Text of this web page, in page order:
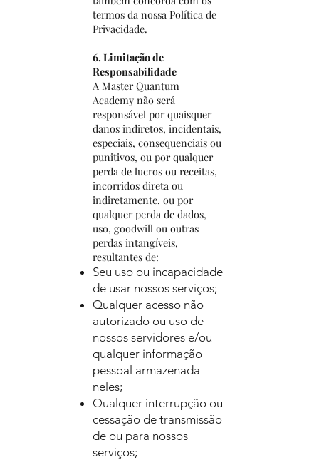
termos da nossa Política de
Privacidade.
6. Limitação de
Responsabilidade
A Master Quantum
Academy não será
responsável por quaisquer
danos indiretos, incidentais,
especiais, consequenciais ou
punitivos, ou por qualquer
perda de lucros ou receitas,
incorridos direta ou
indiretamente, ou por
qualquer perda de dados,
uso, goodwill ou outras
perdas intangíveis,
resultantes de:
Seu uso ou incapacidade
de usar nossos serviços;
Qualquer acesso não
autorizado ou uso de
nossos servidores e/ou
qualquer informação
pessoal armazenada
neles;
Qualquer interrupção ou
cessação de transmissão
de ou para nossos
serviços;